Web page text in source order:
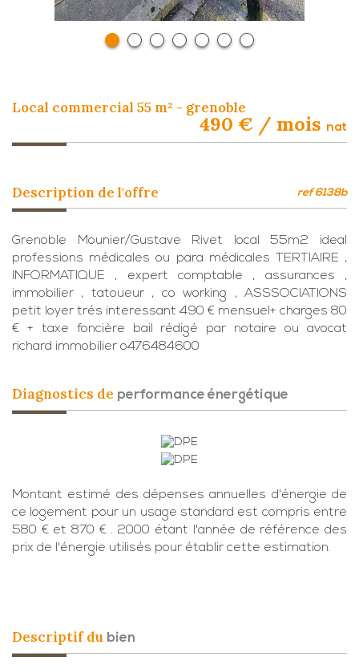
local commercial 55 m² - grenoble
490 € / mois nat
description de l'offre ref 6138b
Grenoble Mounier/Gustave Rivet local 55m2 ideal
professions médicales ou para médicales TERTIAIRE ,
INFORMATIQUE , expert comptable , assurances ,
immobilier , tatoueur , co working , ASSSOCIATIONS
petit loyer trés interessant 490 € mensuel+ charges 80
€ + taxe foncière bail rédigé par notaire ou avocat
richard immobilier o476484600
diagnostics de performance énergétique
Montant estimé des dépenses annuelles d'énergie de
ce logement pour un usage standard est compris entre
580 € et 870 € . 2000 étant l'année de référence des
prix de l'énergie utilisés pour établir cette estimation.
descriptif du bien